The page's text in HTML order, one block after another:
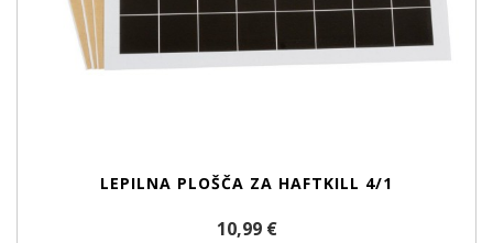
LEPILNA PLOŠČA ZA HAFTKILL 4/1
10,99 €